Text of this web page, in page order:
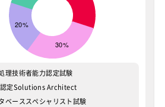
理技術者能力認定試験
定Solutions Architect
ベーススペシャリスト試験